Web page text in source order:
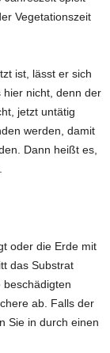
Vegetationszeit
ist, lässt er sich
hier nicht, denn der
jetzt untätig
werden, damit
Dann heißt es,
oder die Erde mit
das Substrat
beschädigten
ab. Falls der
Sie in durch einen